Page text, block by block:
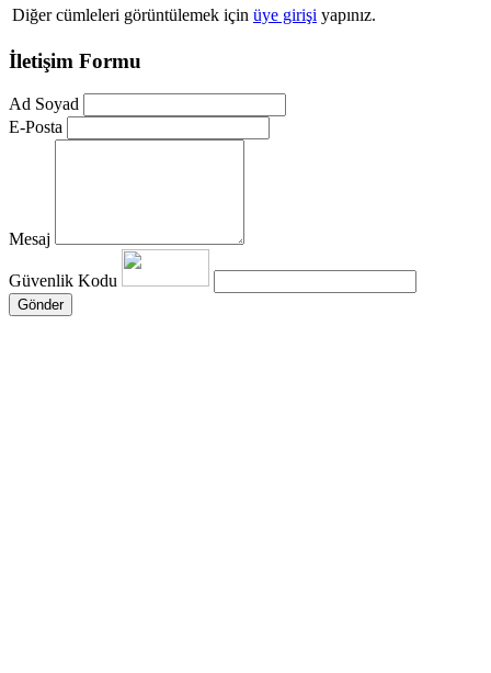
Diğer cümleleri görüntülemek için üye girişi yapınız.
İletişim Formu
Ad Soyad
E-Posta
Mesaj
Güvenlik Kodu
Gönder